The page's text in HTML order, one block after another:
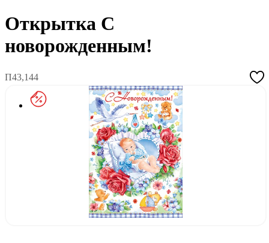
Открытка С
новорожденным!
П43,144